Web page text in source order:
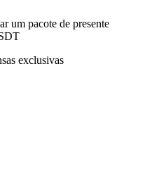
APR
um pacote de presente
exclusivas